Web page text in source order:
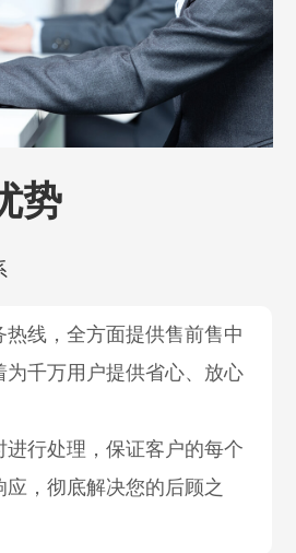
势
热线，全方面提供售前售中
为千万用户提供省心、放心
进行处理，保证客户的每个
，彻底解决您的后顾之